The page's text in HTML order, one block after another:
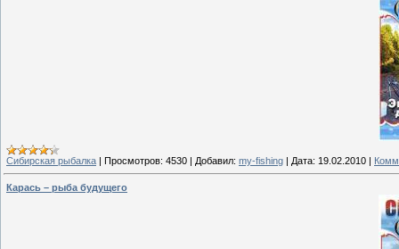
Сибирская рыбалка | Просмотров: 4530 | Добавил: my-fishing | Дата: 19.02.2010 |
Карась – рыба будущего